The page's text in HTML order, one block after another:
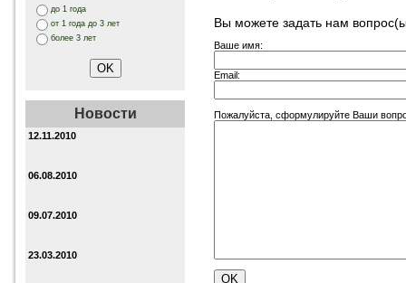
до 1 года
от 1 года до 3 лет
более 3 лет
Новости
12.11.2010
06.08.2010
09.07.2010
23.03.2010
Вы можете задать нам
Ваше имя:
Email:
Пожалуйста, сформулируйте Ваши